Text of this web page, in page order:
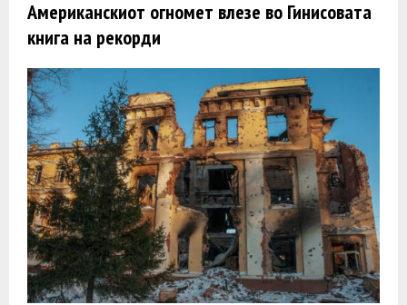
Американскиот огномет влезе во Гинисовата
книга на рекорди